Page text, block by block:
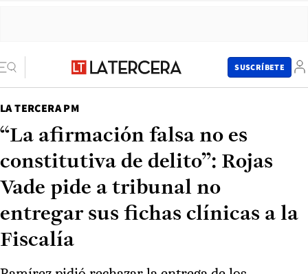
SUSCRÍBETE
LA TERCERA PM
“La afirmación falsa no es
constitutiva de delito”: Rojas
Vade pide a tribunal no
entregar sus fichas clínicas a la
Fiscalía